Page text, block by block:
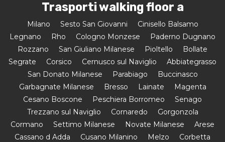
Trasporti walking floor a
Milano Sesto San Giovanni
Cinisello Balsamo
Legnano
Rho Cologno Monzese
Paderno Dugnano
Rozzano
San Giuliano Milanese Pioltello
Bollate
Segrate
Corsico Cernusco sul Naviglio
Abbiategrasso
San Donato Milanese
Parabiago
Buccinasco
Garbagnate Milanese
Bresso Lainate
Magenta
Cesano Boscone
Peschiera Borromeo
Senago
Trezzano sul Naviglio
Cornaredo
Gorgonzola
Cormano
Settimo Milanese Novate Milanese
Arese
Cassano d Adda
Cusano Milanino Melzo
Corbetta